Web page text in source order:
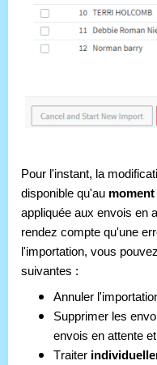
Pour l'instant, la
disponible qu'au
appliquée aux envois en
rendez compte qu'une
l'importation, vous
suivantes :
Annuler
Supprimer les
envois en attente
Traiter